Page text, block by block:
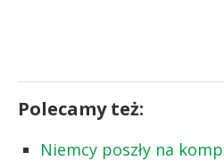
Polecamy też:
Niemcy poszły na